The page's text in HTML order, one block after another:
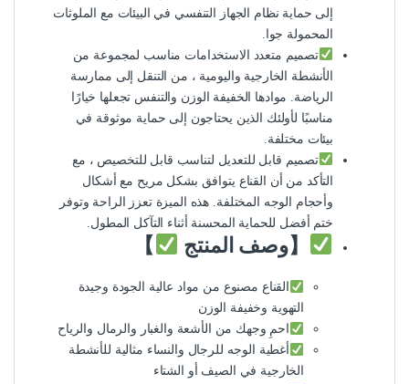
إلى حماية نظام الجهاز التنفسي في البيئات مع الملوثات
المحمولة جوا.
تصميم متعدد الاستخدامات مناسب لمجموعة من
الأنشطة الخارجية واليومية ، من التنقل إلى ممارسة
الرياضة. موادها الخفيفة الوزن والتنفس تجعلها خيارًا
مناسبًا لأولئك الذين يحتاجون إلى حماية موثوقة في
بيئات مختلفة.
تصميم قابل للتعديل لتناسب قابل للتخصيص ، مع
التأكد من أن القناع يتوافق بشكل مريح مع أشكال
وأحجام الوجه المختلفة. هذه الميزة تعزز الراحة وتوفر
ختم أفضل للحماية المحسنة أثناء التآكل المطول.
【وصف المنتج 】
القناع مصنوع من مواد عالية الجودة وجيدة
التهوية وخفيفة الوزن
احمِ وجهك من الأشعة والغبار والرمال والرياح
أغطية الوجه للرجال والنساء مثالية للأنشطة
الخارجية في الصيف أو الشتاء